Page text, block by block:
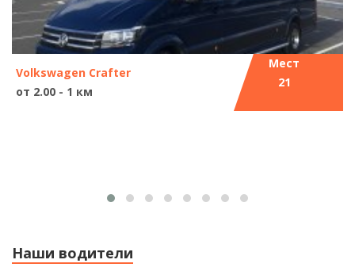
Volkswagen Crafter
от 2.00 - 1 км
Мест
21
Наши водители